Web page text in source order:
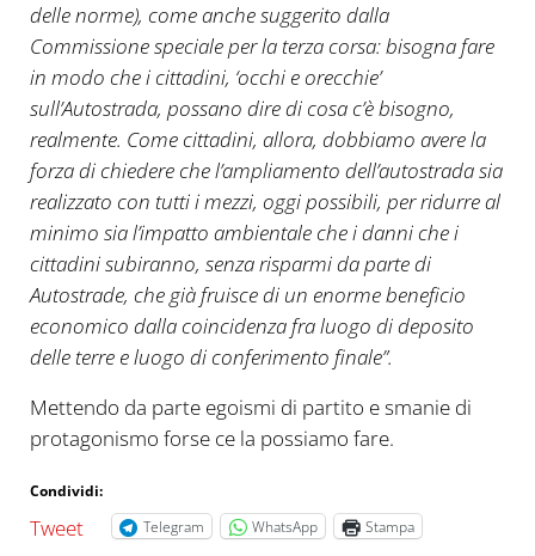
delle norme), come anche suggerito dalla
Commissione speciale per la terza corsa: bisogna fare
in modo che i cittadini, ‘occhi e orecchie’
sull’Autostrada, possano dire di cosa c’è bisogno,
realmente. Come cittadini, allora, dobbiamo avere la
forza di chiedere che l’ampliamento dell’autostrada sia
realizzato con tutti i mezzi, oggi possibili, per ridurre al
minimo sia l’impatto ambientale che i danni che i
cittadini subiranno, senza risparmi da parte di
Autostrade, che già fruisce di un enorme beneficio
economico dalla coincidenza fra luogo di deposito
delle terre e luogo di conferimento finale”.
Mettendo da parte egoismi di partito e smanie di
protagonismo forse ce la possiamo fare.
Condividi:
Tweet Telegram WhatsApp Stampa